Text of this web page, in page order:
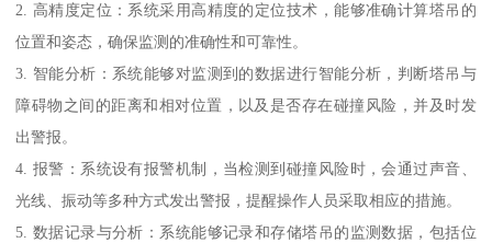
2. 高精度定位：系统采用高精度的定位技术，能够准确计算塔吊的
位置和姿态，确保监测的准确性和可靠性。
3. 智能分析：系统能够对监测到的数据进行智能分析，判断塔吊与
障碍物之间的距离和相对位置，以及是否存在碰撞风险，并及时发
出警报。
4. 报警：系统设有报警机制，当检测到碰撞风险时，会通过声音、
光线、振动等多种方式发出警报，提醒操作人员采取相应的措施。
5. 数据记录与分析：系统能够记录和存储塔吊的监测数据，包括位